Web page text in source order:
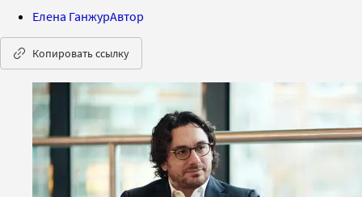
Елена ГанжурАвтор
Копировать ссылку